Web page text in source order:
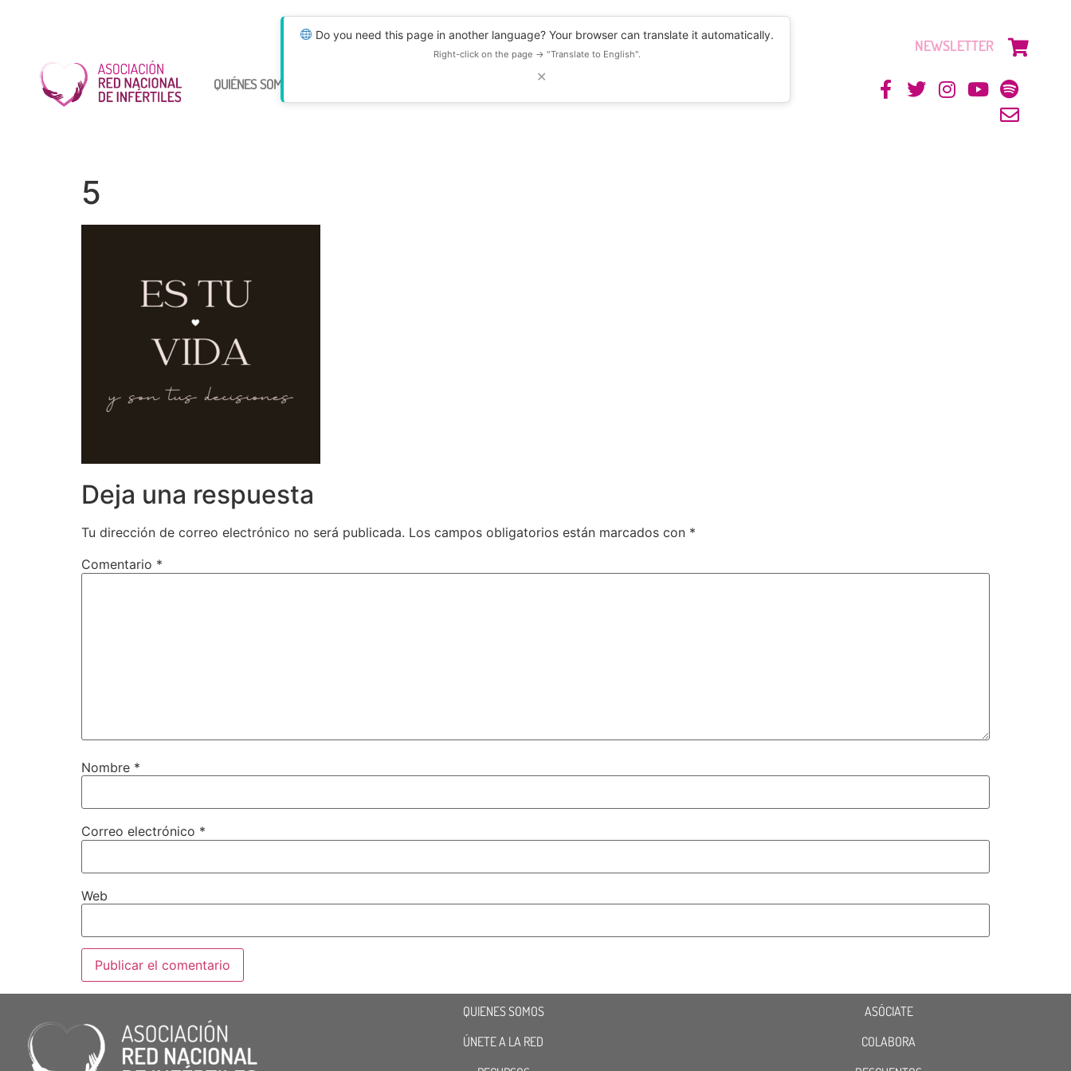
Do you need this page in another language? Your browser can translate it automatically.
Right-click on the page → "Translate to English".
✕
QUIÉNES SOMOS RECURSOS
NEWSLETTER
5
Deja una respuesta
Tu dirección de correo electrónico no será publicada. Los campos obligatorios están marcados con *
Comentario *
Nombre *
Correo electrónico *
Web
QUIENES SOMOS
ÚNETE A LA RED
ASÓCIATE
COLABORA